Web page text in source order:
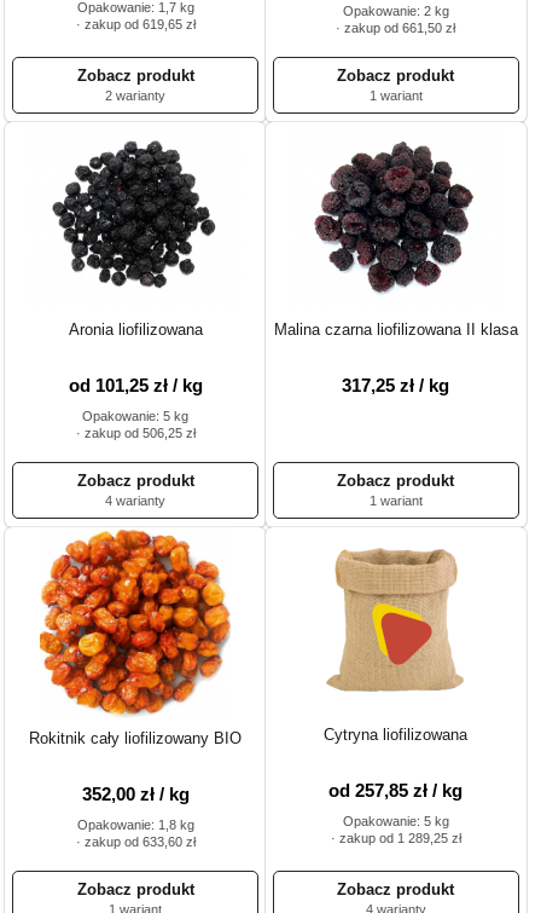
Opakowanie: 1,7 kg
· zakup od 619,65 zł
2 warianty
Opakowanie: 2 kg
· zakup od 661,50 zł
1 wariant
Aronia liofilizowana
od 101,25 zł / kg
Opakowanie: 5 kg
· zakup od 506,25 zł
4 warianty
Malina czarna liofilizowana II klasa
317,25 zł / kg
1 wariant
Rokitnik cały liofilizowany BIO
352,00 zł / kg
Opakowanie: 1,8 kg
· zakup od 633,60 zł
1 wariant
Cytryna liofilizowana
od 257,85 zł / kg
Opakowanie: 5 kg
· zakup od 1 289,25 zł
4 warianty